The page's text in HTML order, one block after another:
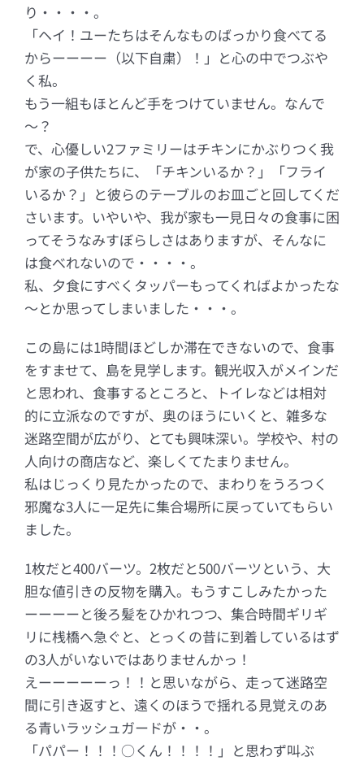
り・・・・。
「ヘイ！ユーたちはそんなものばっかり食べてる
からーーーー（以下自粛）！」と心の中でつぶや
く私。
もう一組もほとんど手をつけていません。なんで
～？
で、心優しい2ファミリーはチキンにかぶりつく我
が家の子供たちに、「チキンいるか？」「フライ
いるか？」と彼らのテーブルのお皿ごと回してくだ
さいます。いやいや、我が家も一見日々の食事に困
ってそうなみすぼらしさはありますが、そんなに
は食べれないので・・・・。
私、夕食にすべくタッパーもってくればよかったな
～とか思ってしまいました・・・。
この島には1時間ほどしか滞在できないので、食事
をすませて、島を見学します。観光収入がメインだ
と思われ、食事するところと、トイレなどは相対
的に立派なのですが、奥のほうにいくと、雑多な
迷路空間が広がり、とても興味深い。学校や、村の
人向けの商店など、楽しくてたまりません。
私はじっくり見たかったので、まわりをうろつく
邪魔な3人に一足先に集合場所に戻っていてもらい
ました。
1枚だと400バーツ。2枚だと500バーツという、大
胆な値引きの反物を購入。もうすこしみたかった
ーーーーと後ろ髪をひかれつつ、集合時間ギリギ
リに桟橋へ急ぐと、とっくの昔に到着しているはず
の3人がいないではありませんかっ！
えーーーーーっ！！と思いながら、走って迷路空
間に引き返すと、遠くのほうで揺れる見覚えのあ
る青いラッシュガードが・・。
「パパー！！！○くん！！！！」と思わず叫ぶ